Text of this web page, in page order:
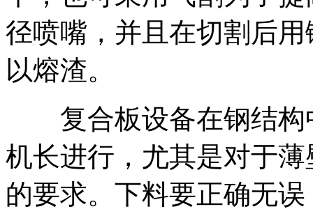
径喷嘴，并且在切割后
以熔渣。
复合板设备在钢结构
机长进行，尤其是对于
的要求。下料要正确无